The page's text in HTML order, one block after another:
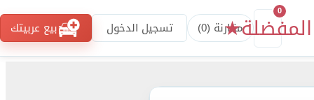
المفضلة
0
★
مقارنة (0
) تسجيل الدخول بيع عربيتك